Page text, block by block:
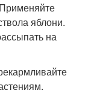
яблони.
на